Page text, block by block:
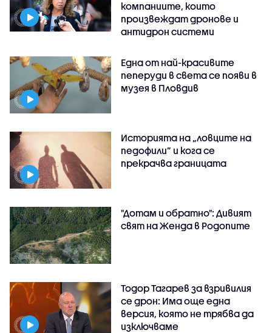
компаниите, които
произвеждат дронове и
антидрон системи
Една от най-красивите
пеперуди в света се появи в
музея в Пловдив
Историята на „ловците на
педофили” и кога се
прекрачва границата
"Дотам и обратно": Дивият
свят на Женда в Родопите
Тодор Тагарев за взривилия
се дрон: Има още една
версия, която не трябва да
изключваме